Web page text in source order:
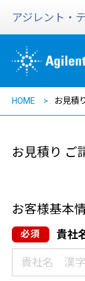
アジレント・
HOME お見積
お見積り ご
お客様基本
貴社